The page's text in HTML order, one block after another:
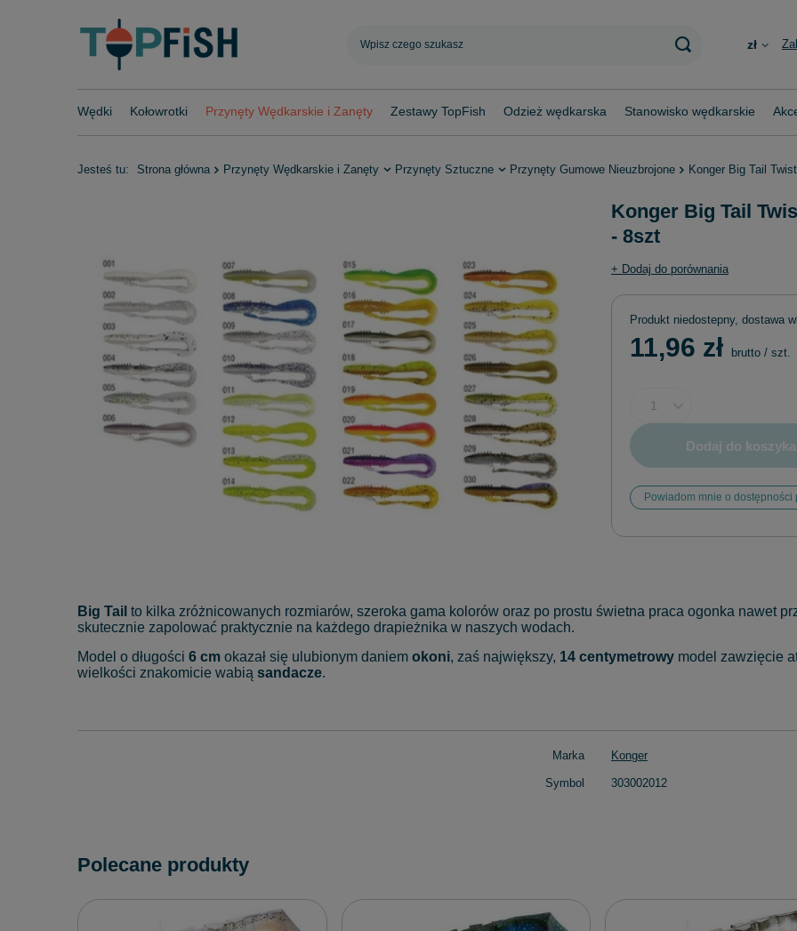
zł
Wędki Kołowrotki Przynęty Wędkarskie i Zanęty Zestawy TopFish Odzież wędkarska Stanowisko wędkarskie
Jesteś tu: Strona główna Przynęty Wędkarskie i Zanęty Przynęty Sztuczne Przynęty Gumowe Nieuzbrojone Konger Big Tail
Konger Big Tail
- 8szt
+ Dodaj do porównania
Produkt niedostepny, dostawa
11,96 zł brutto / szt.
Dodaj do koszyka
Powiadom mnie o dostępności
Big Tail to kilka zróżnicowanych rozmiarów, szeroka gama kolorów oraz po prostu świetna praca ogonka nawet
skutecznie zapolować praktycznie na każdego drapieżnika w naszych wodach.
Model o długości 6 cm okazał się ulubionym daniem okoni, zaś największy, 14 centymetrowy model zawzięcie
wielkości znakomicie wabią sandacze.
Marka Konger
Symbol 303002012
Polecane produkty